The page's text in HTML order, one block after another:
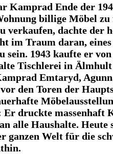
Kamprad Ende der
billige Möbel
verkaufen, dachte der
im Traum daran, eines
sein. 1943 kaufte er von
Tischlerei in
Emtaryd,
den Toren der
Er druckte massenhaft
alle Haushalte. Heute
ganzen Welt für die